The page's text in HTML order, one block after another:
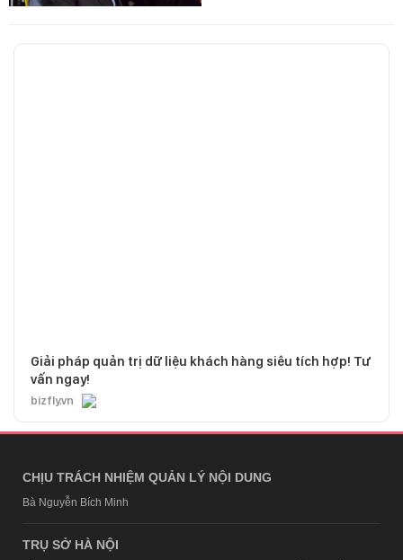
Giải pháp quản trị dữ liệu khách hàng siêu tích hợp! Tư
vấn ngay!
bizfly.vn
CHỊU TRÁCH NHIỆM QUẢN LÝ NỘI DUNG
Bà Nguyễn Bích Minh
TRỤ SỞ HÀ NỘI